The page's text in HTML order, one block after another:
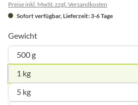
Preise inkl. MwSt. zzgl. Versandkosten
Sofort verfügbar, Lieferzeit: 3-6 Tage
Gewicht
500 g
1 kg
5 kg